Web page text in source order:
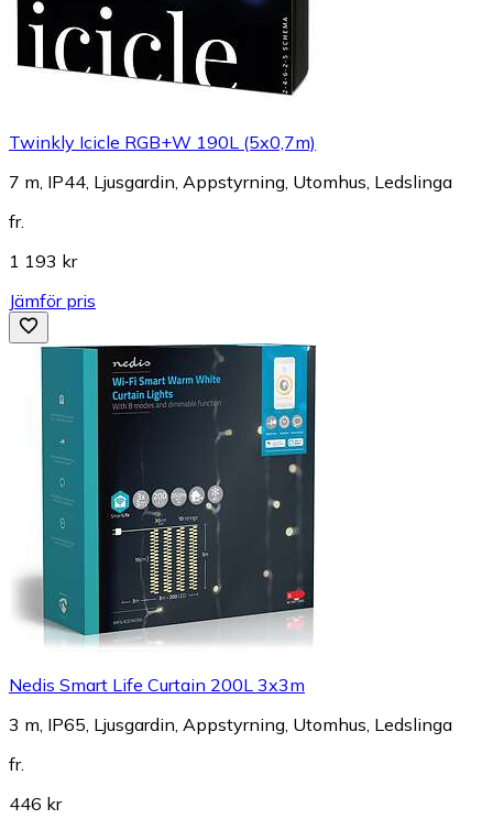
Twinkly Icicle RGB+W 190L (5x0,7m)
7 m, IP44, Ljusgardin, Appstyrning, Utomhus, Ledslinga
fr.
1 193 kr
Jämför pris
Nedis Smart Life Curtain 200L 3x3m
3 m, IP65, Ljusgardin, Appstyrning, Utomhus, Ledslinga
fr.
446 kr